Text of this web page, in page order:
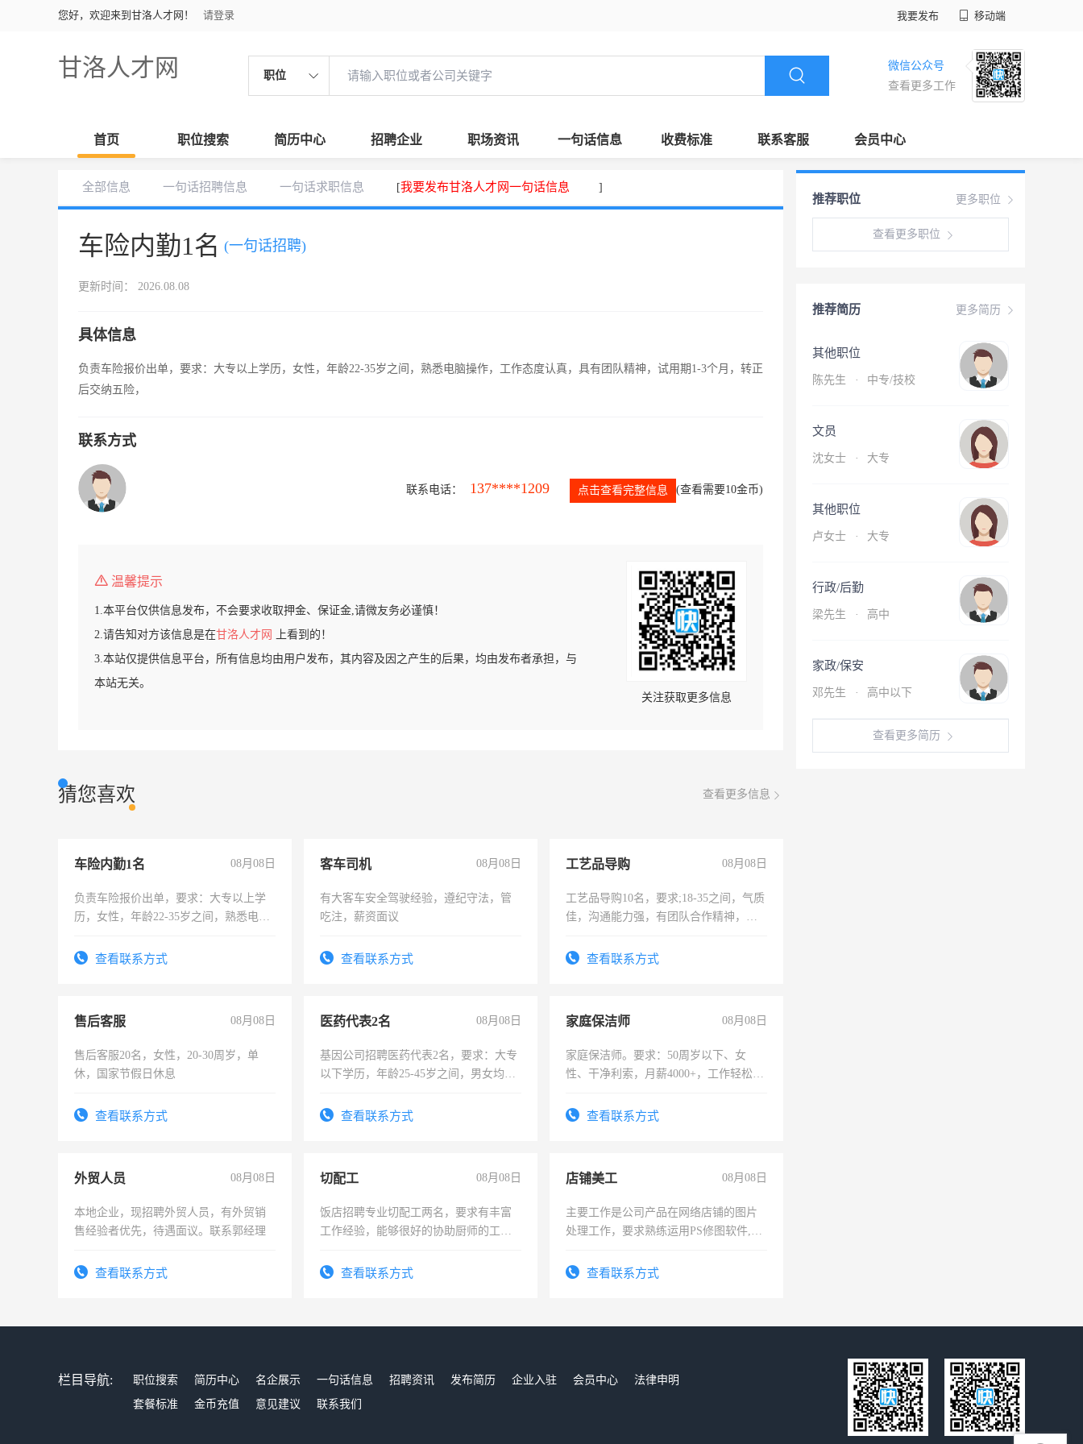
您好，欢迎来到甘洛人才网！ 请登录 我要发布 移动端
甘洛人才网 职位
微信公众号
查看更多工作
首页 职位搜索 简历中心 招聘企业 职场资讯 一句话信息 收费标准 联系客服 会员中心
全部信息 一句话招聘信息 一句话求职信息 [我要发布甘洛人才网一句话信息 ]
车险内勤1名 (一句话招聘)
更新时间： 2026.08.08
具体信息
负责车险报价出单，要求：大专以上学历，女性，年龄22-35岁之间，熟悉电脑操作，工作态度认真，具有团队精神，试用期1-3个月，转正
后交纳五险，
联系方式
联系电话： 137****1209 点击查看完整信息 (查看需要10金币)
温馨提示
1.本平台仅供信息发布，不会要求收取押金、保证金,请微友务必谨慎！
2.请告知对方该信息是在甘洛人才网
上看到的！
3.本站仅提供信息平台，所有信息均由用户发布，其内容及因之产生的后果，均由发布者承担，与
本站无关。
关注获取更多信息
猜您喜欢 查看更多信息
车险内勤1名 08月08日
负责车险报价出单，要求：大专以上学
历，女性，年龄22-35岁之间，熟悉电脑
试用期1-3个月，转正后交纳五险，
查看联系方式
客车司机 08月08日
有大客车安全驾驶经验，遵纪守法，管
吃注，薪资面议
查看联系方式
工艺品导购 08月08日
工艺品导购10名，要求;18-35之间，气质
佳，沟通能力强，有团队合作精神，有
查看联系方式
售后客服 08月08日
售后客服20名，女性，20-30周岁，单
休，国家节假日休息
查看联系方式
医药代表2名 08月08日
基因公司招聘医药代表2名，要求：大专
以下学历，年龄25-45岁之间，男女均
表或者有医学资质的优先，底薪+绩效，
查看联系方式
家庭保洁师 08月08日
家庭保洁师。要求：50周岁以下、女
性、干净利索，月薪4000+，工作轻松，
太太等。查看联系方式
外贸人员 08月08日
本地企业，现招聘外贸人员，有外贸销
售经验者优先，待遇面议。联系郭经理
查看联系方式
切配工 08月08日
饭店招聘专业切配工两名，要求有丰富
工作经验，能够很好的协助厨师的工
4500。查看联系方式
店铺美工 08月08日
主要工作是公司产品在网络店铺的图片
处理工作，要求熟练运用PS修图软件,工
查看联系方式
更多职位
推荐职位
查看更多职位
更多简历
推荐简历
其他职位
陈先生 · 中专/技校
文员
沈女士 · 大专
其他职位
卢女士 · 大专
行政/后勤
梁先生 · 高中
家政/保安
邓先生 · 高中以下
查看更多简历
栏目导航: 职位搜索 简历中心 名企展示 一句话信息 招聘资讯 发布简历 企业入驻 会员中心
法律申明
套餐标准
金币充值 意见建议 联系我们